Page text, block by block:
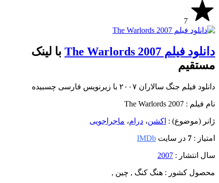
7
دانلود فیلم The Warlords 2007
با لینک
مستقیم
دانلود فیلم جنگ سالاران ۲۰۰۷ با زیرنویس فارسی چسبیده
نام فیلم : The Warlords 2007
ژانر (موضوع) : اکشن، درام، ماجراجویی
امتیاز : 7 در سایت IMDb
سال انتشار : 2007
محصول کشور : هنگ کنگ , چین ,